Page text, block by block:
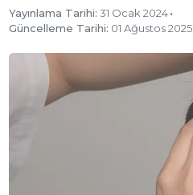
Yayınlama Tarihi: 31 Ocak 2024 ·
Güncelleme Tarihi: 01 Ağustos 2025